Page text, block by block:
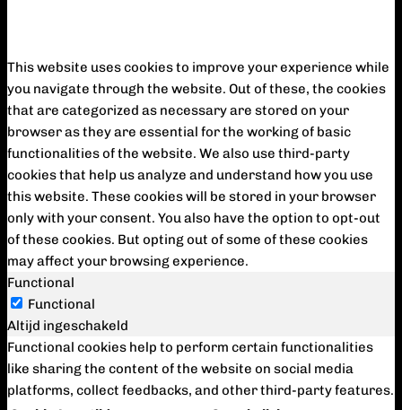
This website uses cookies to improve your experience while
you navigate through the website. Out of these, the cookies
that are categorized as necessary are stored on your
browser as they are essential for the working of basic
functionalities of the website. We also use third-party
cookies that help us analyze and understand how you use
this website. These cookies will be stored in your browser
only with your consent. You also have the option to opt-out
of these cookies. But opting out of some of these cookies
may affect your browsing experience.
Functional
Functional
Altijd ingeschakeld
Functional cookies help to perform certain functionalities
like sharing the content of the website on social media
platforms, collect feedbacks, and other third-party features.